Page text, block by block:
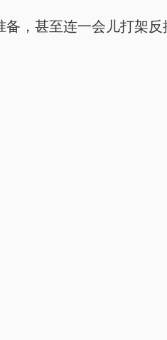
，甚至连一会儿打架